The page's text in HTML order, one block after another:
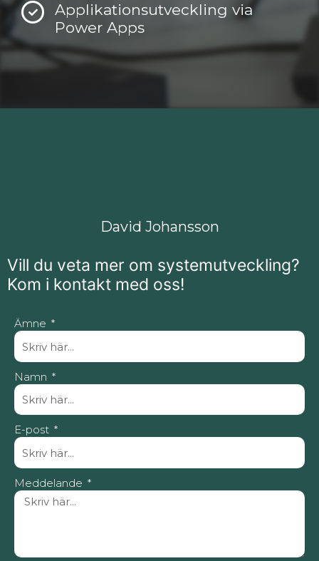
Applikationsutveckling via
Power Apps
David Johansson
Vill du veta mer om systemutveckling?
Kom i kontakt med oss!
Ämne
Namn
E-post
Meddelande